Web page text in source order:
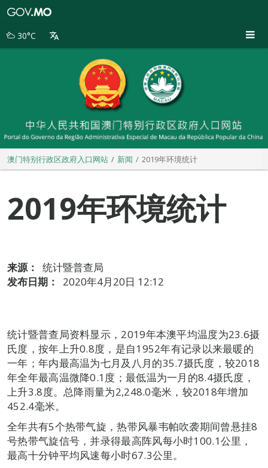
别
30°C
澳门特别行政区政府入口网站 新闻 2019年环境统计
2019年环境统计
来源：
统计暨普查局
发布日期：
2020年4月20日 12:12
统计暨普查局资料显示，2019年本澳平均温度为23.6摄
氏度，按年上升0.8度，是自1952年有记录以来最暖的
一年；年内最高温为七月及八月的35.7摄氏度，较2018
年全年最高温微降0.1度；最低温为一月的8.4摄氏度，
上升3.8度。总降雨量为2,248.0毫米，较2018年增加
452.4毫米。
全年共有5个热带气旋，热带风暴韦帕吹袭期间曾悬挂8
号热带气旋信号，并录得最高阵风每小时100.1公里，
最高十分钟平均风速每小时67.3公里。